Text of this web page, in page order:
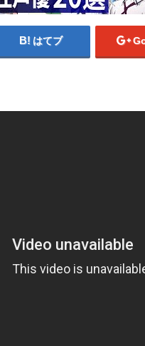
はてブ